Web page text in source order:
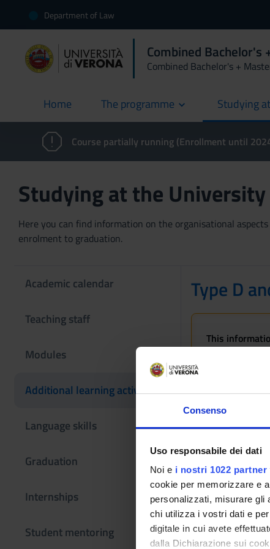
Consenso
Uso responsabile dei dati
Noi e i nostri 1022 partner
cookie per memorizzare e
personalizzati, misurare gli
chi utilizza i vostri dati e
digitale in cui avete
dalla Dichiarazione sui
Department of Law
Combined
Combined Bachelor's +
Home
current The programme Studying
Course partially running (Enrollment until
Studying at the
Here you can find information on the organisational
enrolment to graduation.
Academic calendar
Teaching staff
Modules
Additional learning activities
Language skills
Graduation
Internships
Student mentoring
Type D
This
If you are a